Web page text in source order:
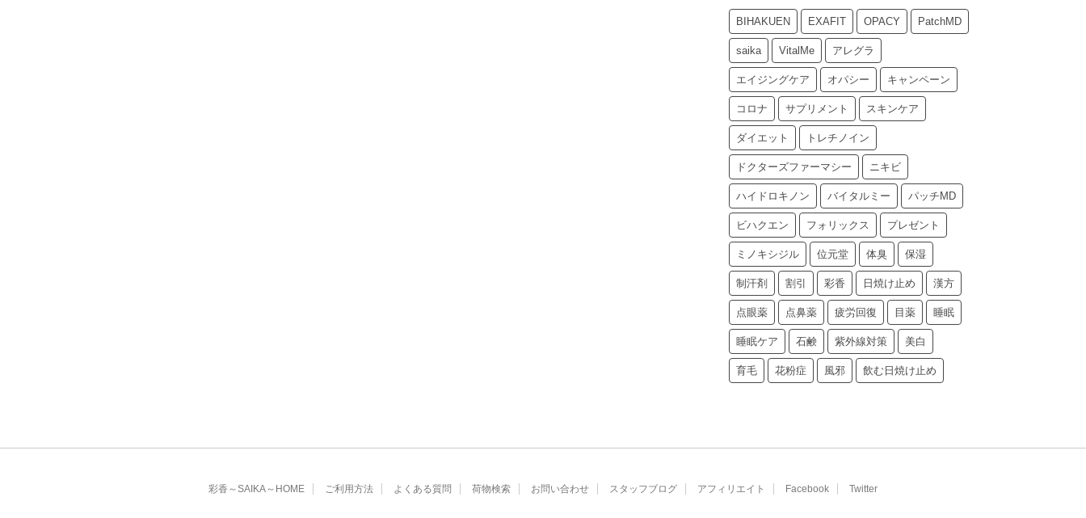
BIHAKUEN EXAFIT OPACY PatchMD
saika VitalMe アレグラ
エイジングケア オパシー キャンペーン
コロナ サプリメント スキンケア
ダイエット トレチノイン
ドクターズファーマシー ニキビ
ハイドロキノン バイタルミー パッチMD
ビハクエン フォリックス プレゼント
ミノキシジル 位元堂 体臭 保湿
制汗剤 割引 彩香 日焼け止め 漢方
点眼薬 点鼻薬 疲労回復 目薬 睡眠
睡眠ケア 石鹸 紫外線対策 美白
育毛 花粉症 風邪 飲む日焼け止め
彩香～SAIKA～HOME ご利用方法 よくある質問 荷物検索 お問い合わせ スタッフブログ アフィリエイト Facebook Twitter